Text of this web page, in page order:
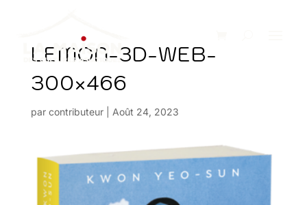
LEMON-3D-WEB-
300×466
par contributeur| Août 24, 2023